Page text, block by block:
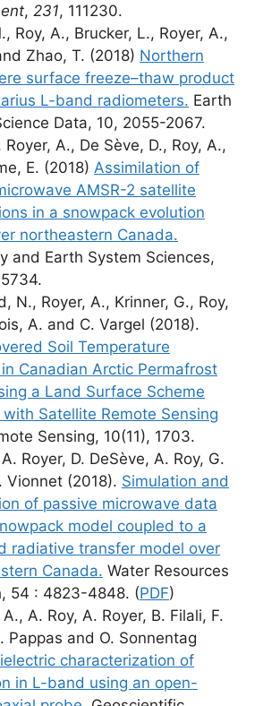
, 231, 111230.
Roy, A., Brucker, L., Royer, A.,
Zhao, T. (2018) Northern
surface freeze–thaw product
L-band radiometers. Earth
Data, 10, 2055-2067.
Royer, A., De Sève, D., Roy, A.,
E. (2018) Assimilation of
AMSR-2 satellite
in a snowpack evolution
northeastern Canada.
and Earth System Sciences,
N., Royer, A., Krinner, G., Roy,
A. and C. Vargel (2018).
Soil Temperature
Canadian Arctic Permafrost
a Land Surface Scheme
Satellite Remote Sensing
Sensing, 10(11), 1703.
Royer, D. DeSève, A. Roy, G.
Vionnet (2018). Simulation and
of passive microwave data
model coupled to a
radiative transfer model over
Canada. Water Resources
54 : 4823-4848. (PDF)
A. Roy, A. Royer, B. Filali, F.
Pappas and O. Sonnentag
characterization of
in L-band using an open-